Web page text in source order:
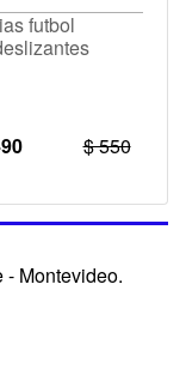
futbol
$ 550
- Montevideo.